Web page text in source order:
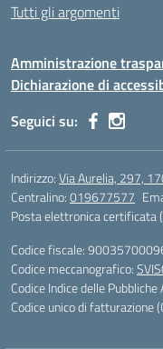
Tutti gli argomenti
Amministrazione
Dichiarazione di
Seguici su:
Indirizzo:Via Aurelia, 297,
Centralino:019677577
Posta elettronica certificata
Codice fiscale:
Codice meccanografico:
Codice Indice delle
Codice unico di fatturazione